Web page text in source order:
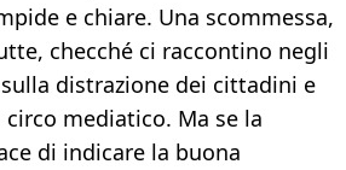
e chiare. Una scommessa,
checché ci raccontino negli
distrazione dei cittadini e
circo mediatico. Ma se la
di indicare la buona